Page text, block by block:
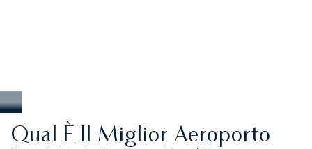
Qual È Il Miglior Aeroporto